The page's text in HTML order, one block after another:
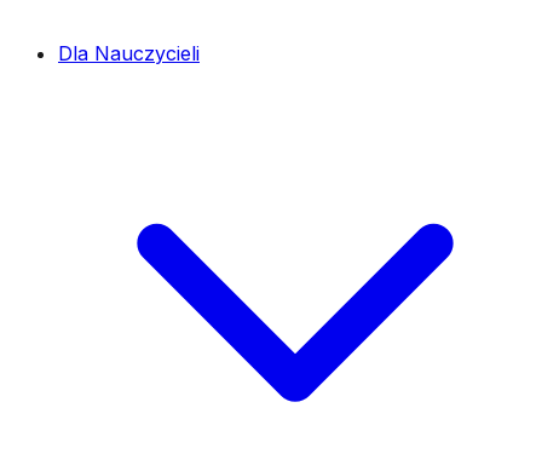
Dla Nauczycieli